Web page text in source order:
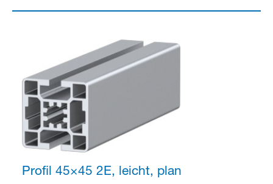
Profil 45×45 2E, leicht, plan
Partner Login